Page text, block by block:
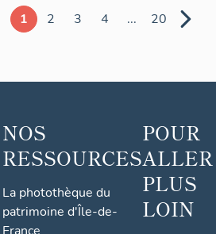
1 2 3 4 ... 20
NOS
RESSOURCES
La photothèque du
patrimoine d'Île-de-
POUR
ALLER
PLUS
LOIN